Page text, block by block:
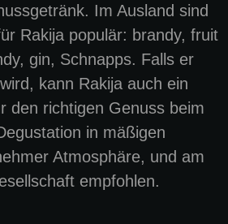
Im Ausland sind
Rakija populär: brandy, fruit
gin, Schnapps. Falls er
kann Rakija auch ein
den richtigen Genuss beim
in mäßigen
Atmosphäre, und am
empfohlen.